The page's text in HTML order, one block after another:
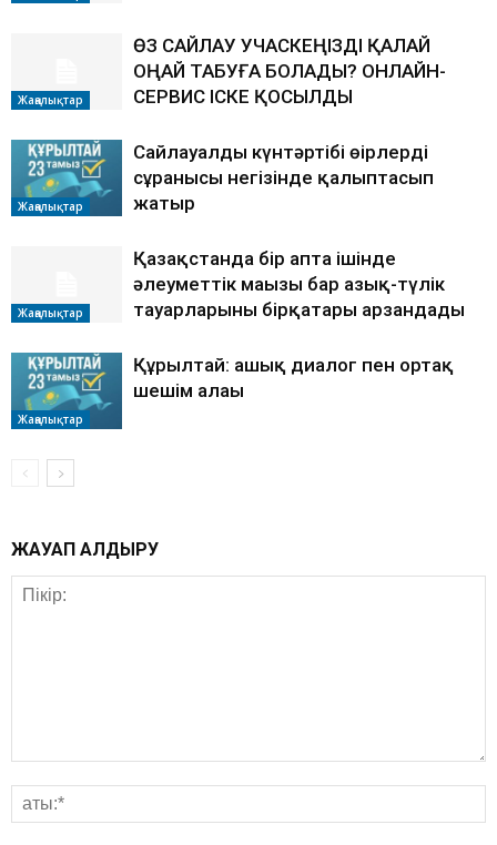
Жаңалықтар
ӨЗ САЙЛАУ УЧАСКЕҢІЗДІ ҚАЛАЙ
ОҢАЙ ТАБУҒА БОЛАДЫ? ОНЛАЙН-
СЕРВИС ІСКЕ ҚОСЫЛДЫ
Жаңалықтар
Сайлауалды күнтәртібі өңірлердің
сұранысы негізінде қалыптасып
жатыр
Жаңалықтар
Қазақстанда бір апта ішінде
әлеуметтік маңызы бар азық-түлік
тауарларының бірқатары арзандады
Жаңалықтар
Құрылтай: ашық диалог пен ортақ
шешім алаңы
ЖАУАП ҚАЛДЫРУ